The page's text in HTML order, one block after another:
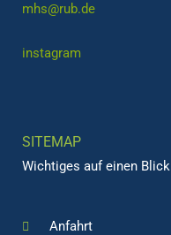
mhs@rub.de
instagram
SITEMAP
Wichtiges auf einen Blick
Anfahrt